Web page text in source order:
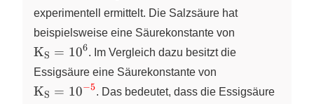
experimentell ermittelt. Die Salzsäure hat
beispielsweise eine Säurekonstante von
=
KX
S = 10X
6. Im Vergleich dazu besitzt die
Essigsäure eine Säurekonstante von
10^{\color{red}
KX
S = 10X
−5. Das bedeutet, dass die Essigsäure